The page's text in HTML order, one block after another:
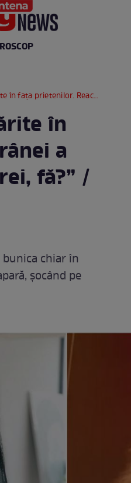
a șocat pe toată lumea: ”Ce vrei, fă?” / VIDEO
în
a
fă?” /
chiar în
șocând pe